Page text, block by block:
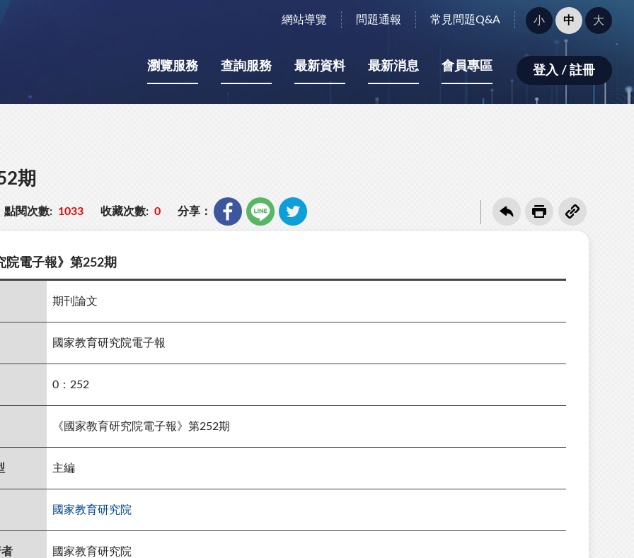
網站導覽 問題通報 常見問題Q&A
字
型
小：
小 中 大
瀏覽服務 查詢服務 最新資料 最新消息 會員專區 登入 / 註冊
期
點閱次數: 1033 收藏次數: 0 分享：
院電子報》第252期
期刊論文
國家教育研究院電子報
0：252
《國家教育研究院電子報》第252期
主編
國家教育研究院
國家教育研究院